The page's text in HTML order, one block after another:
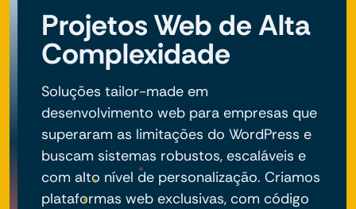
Projetos Web de Alta
Complexidade
Soluções tailor-made em
desenvolvimento web para empresas que
superaram as limitações do WordPress e
buscam sistemas robustos, escaláveis e
com alto nível de personalização. Criamos
plataformas web exclusivas, com código